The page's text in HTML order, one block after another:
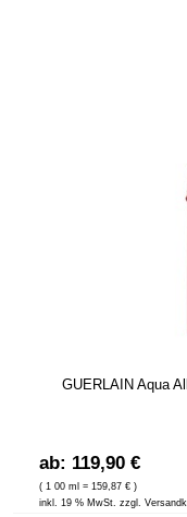
GUERLAIN Aqua
ab: 119,90 €
( 1 00 ml = 159,87 € )
inkl. 19 % MwSt. zzgl.